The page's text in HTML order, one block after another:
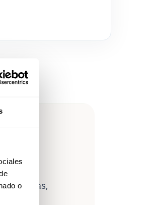
o
personas,
a